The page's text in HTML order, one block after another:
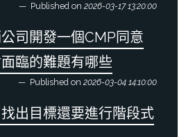
Published on 2026-03-17 13:20:00
司開發一個CMP同意
臨的難題有哪些
Published on 2026-03-04 14:10:00
出目標還要進行階段式